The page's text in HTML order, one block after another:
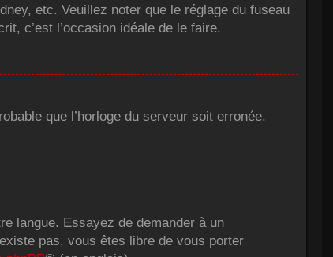
etc. Veuillez noter que le réglage du fuseau
c’est l’occasion idéale de le faire.
que l’horloge du serveur soit erronée.
langue. Essayez de demander à un
pas, vous êtes libre de vous porter